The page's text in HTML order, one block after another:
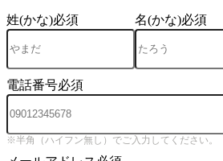
姓(かな)必須 名(かな)必須
電話番号必須
※半角（ハイフン無し）でご入力してください。